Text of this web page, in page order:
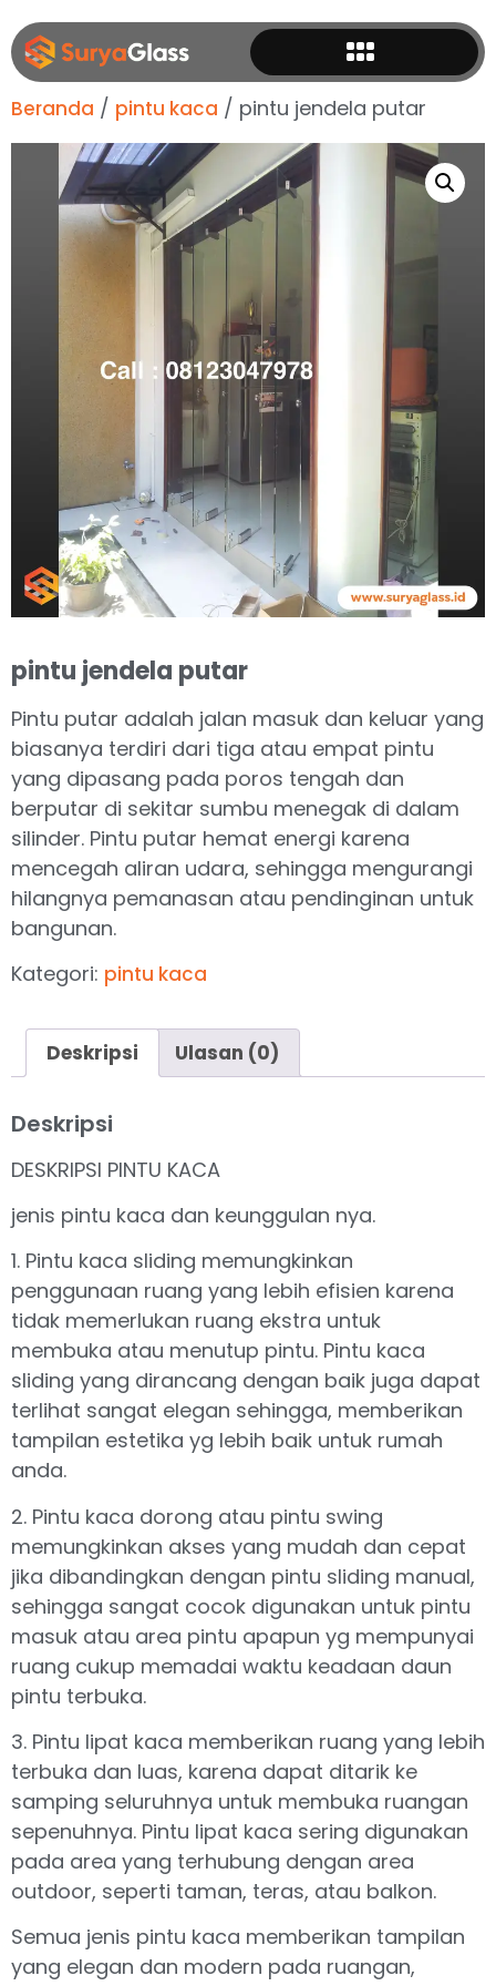
Beranda / pintu kaca / pintu jendela putar
pintu jendela putar
Pintu putar adalah jalan masuk dan keluar yang
biasanya terdiri dari tiga atau empat pintu
yang dipasang pada poros tengah dan
berputar di sekitar sumbu menegak di dalam
silinder. Pintu putar hemat energi karena
mencegah aliran udara, sehingga mengurangi
hilangnya pemanasan atau pendinginan untuk
bangunan.
Kategori: pintu kaca
Deskripsi Ulasan (0)
Deskripsi
DESKRIPSI PINTU KACA
jenis pintu kaca dan keunggulan nya.
1. Pintu kaca sliding memungkinkan
penggunaan ruang yang lebih efisien karena
tidak memerlukan ruang ekstra untuk
membuka atau menutup pintu. Pintu kaca
sliding yang dirancang dengan baik juga dapat
terlihat sangat elegan sehingga, memberikan
tampilan estetika yg lebih baik untuk rumah
anda.
2. Pintu kaca dorong atau pintu swing
memungkinkan akses yang mudah dan cepat
jika dibandingkan dengan pintu sliding manual,
sehingga sangat cocok digunakan untuk pintu
masuk atau area pintu apapun yg mempunyai
ruang cukup memadai waktu keadaan daun
pintu terbuka.
3. Pintu lipat kaca memberikan ruang yang lebih
terbuka dan luas, karena dapat ditarik ke
samping seluruhnya untuk membuka ruangan
sepenuhnya. Pintu lipat kaca sering digunakan
pada area yang terhubung dengan area
outdoor, seperti taman, teras, atau balkon.
Semua jenis pintu kaca memberikan tampilan
yang elegan dan modern pada ruangan,